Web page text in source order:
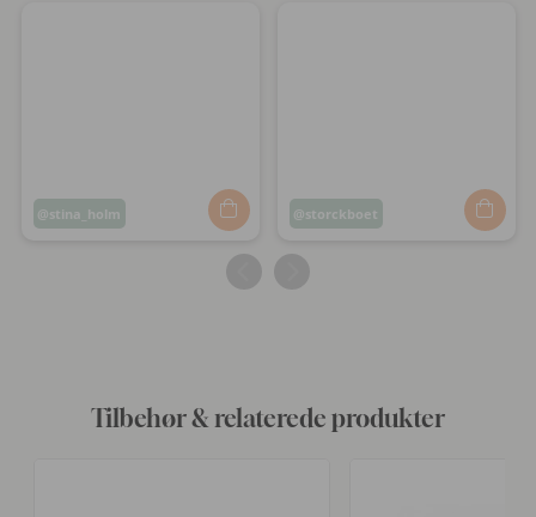
Opslag
stina_holm
Opslag
storckboet
Tilbehør & relaterede produkter